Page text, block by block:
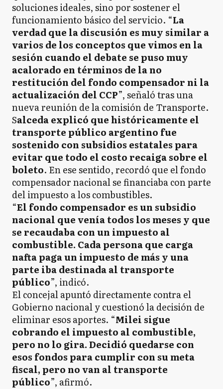
soluciones ideales, sino por sostener el
funcionamiento básico del servicio. “La
verdad que la discusión es muy similar a
varios de los conceptos que vimos en la
sesión cuando el debate se puso muy
acalorado en términos de la no
restitución del fondo compensador ni la
actualización del CCP”, señaló tras una
nueva reunión de la comisión de Transporte.
Salceda explicó que históricamente el
transporte público argentino fue
sostenido con subsidios estatales para
evitar que todo el costo recaiga sobre el
boleto. En ese sentido, recordó que el fondo
compensador nacional se financiaba con parte
del impuesto a los combustibles.
“El fondo compensador es un subsidio
nacional que venía todos los meses y que
se recaudaba con un impuesto al
combustible. Cada persona que carga
nafta paga un impuesto de más y una
parte iba destinada al transporte
público”, indicó.
El concejal apuntó directamente contra el
Gobierno nacional y cuestionó la decisión de
eliminar esos aportes. “Milei sigue
cobrando el impuesto al combustible,
pero no lo gira. Decidió quedarse con
esos fondos para cumplir con su meta
fiscal, pero no van al transporte
público”, afirmó.